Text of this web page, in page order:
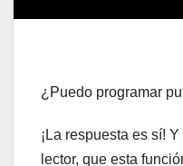
¿Puedo programar
¡La respuesta es sí!
lector, que esta